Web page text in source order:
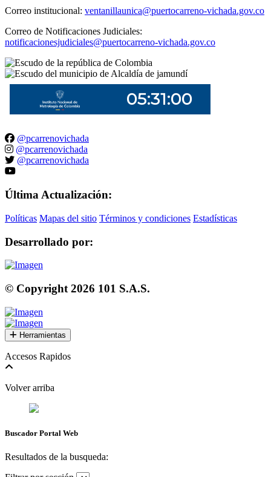
Correo institucional: ventanillaunica@puertocarreno-vichada.gov.co
Correo de Notificaciones Judiciales:
notificacionesjudiciales@puertocarreno-vichada.gov.co
@pcarrenovichada
@pcarrenovichada
@pcarrenovichada
Última Actualización:
Políticas Mapas del sitio Términos y condiciones Estadísticas
Desarrollado por:
© Copyright 2026 101 S.A.S.
Herramientas
Accesos Rapidos
Volver arriba
Buscador Portal Web
Resultados de la busqueda: